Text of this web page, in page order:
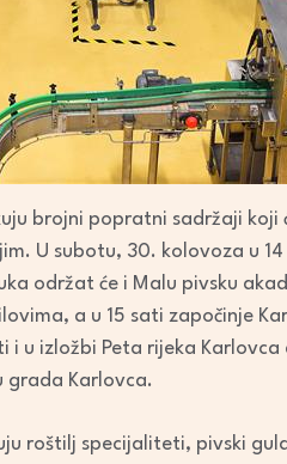
brojni popratni sadržaji
U subotu, 30. kolovoza u
održat će i Malu pivsku
a u 15 sati započinje
izložbi Peta rijeka Karlovca
grada Karlovca.
roštilj specijaliteti, pivski